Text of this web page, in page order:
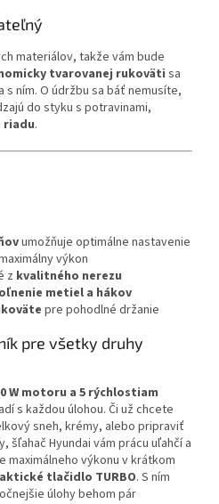
materiálov, takže vám bude
tvarovanej rukoväti sa
s ním. O údržbu sa báť nemusíte,
do styku s potravinami,
riadu.
umožňuje optimálne nastavenie
výkon
z kvalitného nerezu
metiel a hákov
pre pohodlné držanie
pre všetky druhy
W motoru a 5 rýchlostiam
s každou úlohou. Či už chcete
sneh, krémy, alebo pripraviť
šľahač Hyundai vám prácu uľahčí a
maximálneho výkonu v krátkom
tlačidlo TURBO. S ním
úlohy behom pár